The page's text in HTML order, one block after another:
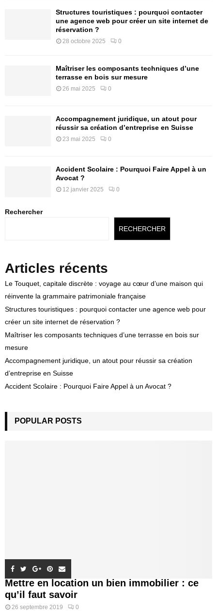
Structures touristiques : pourquoi contacter
une agence web pour créer un site internet de
réservation ?
28 octobre 2025 0
Maîtriser les composants techniques d’une
terrasse en bois sur mesure
26 mai 2025 0
Accompagnement juridique, un atout pour
réussir sa création d’entreprise en Suisse
23 mai 2025 0
Accident Scolaire : Pourquoi Faire Appel à un
Avocat ?
12 janvier 2025 0
Rechercher
RECHERCHER
Articles récents
Le Touquet, capitale discrète : voyage au cœur d’une maison qui
réinvente la grammaire patrimoniale française
Structures touristiques : pourquoi contacter une agence web pour
créer un site internet de réservation ?
Maîtriser les composants techniques d’une terrasse en bois sur
mesure
Accompagnement juridique, un atout pour réussir sa création
d’entreprise en Suisse
Accident Scolaire : Pourquoi Faire Appel à un Avocat ?
POPULAR POSTS
Mettre en location un bien immobilier : ce
qu’il faut savoir
26 septembre 2019 0